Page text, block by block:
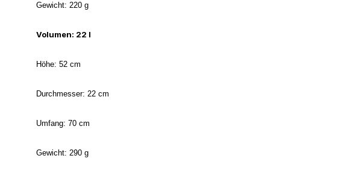
Gewicht: 220 g
Volumen: 22 l
Höhe: 52 cm
Durchmesser: 22 cm
Umfang: 70 cm
Gewicht: 290 g